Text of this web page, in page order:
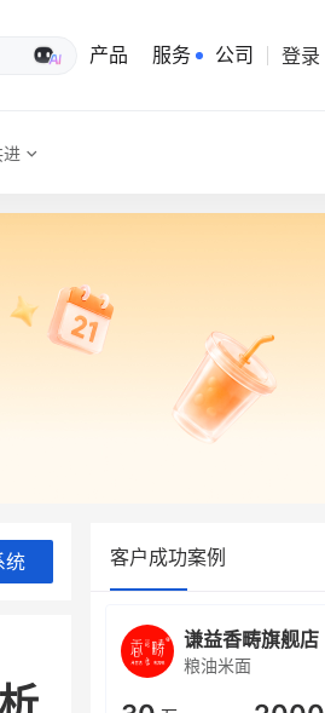
生意专家
产品 服务 公司
有赞公益
站点地图
登录
进
统 客户成功案例
谦益香畴旗舰店
粮油米面